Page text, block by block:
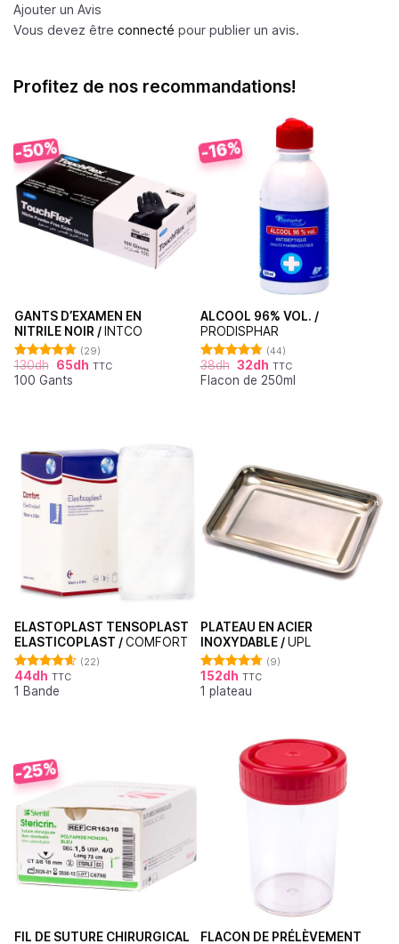
Ajouter un Avis
Vous devez être connecté pour publier un avis.
Profitez de nos recommandations!
-50%
GANTS D’EXAMEN EN
NITRILE NOIR / INTCO
Note4.76
sur 5
(29)
130dh 65dh TTC
100 Gants
-16%
ALCOOL 96% VOL. /
PRODISPHAR
Note 4.77
sur 5
(44)
38dh 32dh TTC
Flacon de 250ml
ELASTOPLAST TENSOPLAST
ELASTICOPLAST /COMFORT
Note4.64
sur 5
(22)
44dh TTC
1 Bande
PLATEAU EN ACIER
INOXYDABLE /UPL
Note4.78
sur 5
(9)
152dh TTC
1 plateau
-25%
FIL DE SUTURE CHIRURGICAL FLACON DE PRÉLÈVEMENT